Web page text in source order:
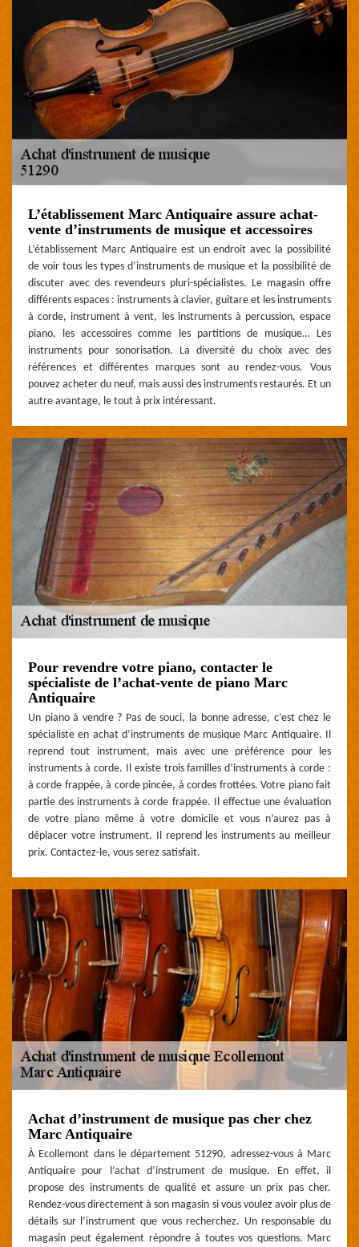
L’établissement Marc Antiquaire assure achat-
vente d’instruments de musique et accessoires
L’établissement Marc Antiquaire est un endroit avec la possibilité
de voir tous les types d’instruments de musique et la possibilité de
discuter avec des revendeurs pluri-spécialistes. Le magasin offre
différents espaces : instruments à clavier, guitare et les instruments
à corde, instrument à vent, les instruments à percussion, espace
piano, les accessoires comme les partitions de musique… Les
instruments pour sonorisation. La diversité du choix avec des
références et différentes marques sont au rendez-vous. Vous
pouvez acheter du neuf, mais aussi des instruments restaurés. Et un
autre avantage, le tout à prix intéressant.
Pour revendre votre piano, contacter le
spécialiste de l’achat-vente de piano Marc
Antiquaire
Un piano à vendre ? Pas de souci, la bonne adresse, c’est chez le
spécialiste en achat d’instruments de musique Marc Antiquaire. Il
reprend tout instrument, mais avec une préférence pour les
instruments à corde. Il existe trois familles d’instruments à corde :
à corde frappée, à corde pincée, à cordes frottées. Votre piano fait
partie des instruments à corde frappée. Il effectue une évaluation
de votre piano même à votre domicile et vous n’aurez pas à
déplacer votre instrument. Il reprend les instruments au meilleur
prix. Contactez-le, vous serez satisfait.
Achat d’instrument de musique pas cher chez
Marc Antiquaire
À Ecollemont dans le département 51290, adressez-vous à Marc
Antiquaire pour l’achat d’instrument de musique. En effet, il
propose des instruments de qualité et assure un prix pas cher.
Rendez-vous directement à son magasin si vous voulez avoir plus de
détails sur l’instrument que vous recherchez. Un responsable du
magasin peut également répondre à toutes vos questions. Marc